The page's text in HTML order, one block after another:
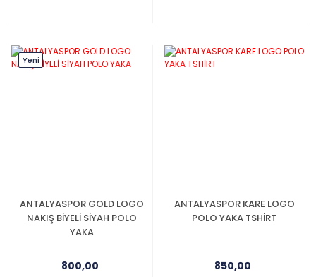
Yeni
ANTALYASPOR GOLD LOGO
NAKIŞ BİYELİ SİYAH POLO
YAKA
800,00
ANTALYASPOR KARE LOGO
POLO YAKA TSHİRT
850,00